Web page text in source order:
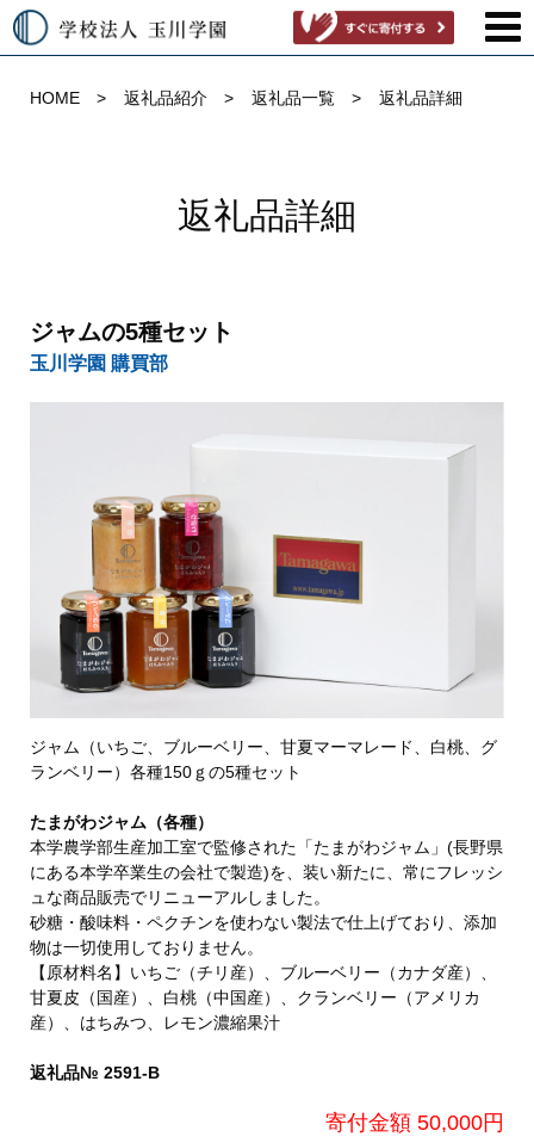
HOME 返礼品紹介 返礼品一覧 返礼品詳細
返礼品詳細
ジャムの5種セット
玉川学園 購買部
ジャム（いちご、ブルーベリー、甘夏マーマレード、白桃、グ
ランベリー）各種150ｇの5種セット
たまがわジャム（各種）
本学農学部生産加工室で監修された「たまがわジャム」(長野県
にある本学卒業生の会社で製造)を、装い新たに、常にフレッシ
ュな商品販売でリニューアルしました。
砂糖・酸味料・ペクチンを使わない製法で仕上げており、添加
物は一切使用しておりません。
【原材料名】いちご（チリ産）、ブルーベリー（カナダ産）、
甘夏皮（国産）、白桃（中国産）、クランベリー（アメリカ
産）、はちみつ、レモン濃縮果汁
返礼品№ 2591-B
寄付金額 50,000円